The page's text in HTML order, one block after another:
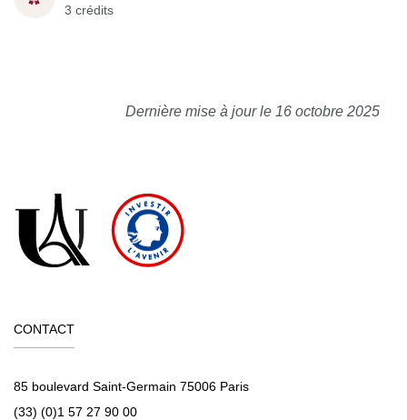
3 crédits
Dernière mise à jour le 16 octobre 2025
CONTACT
85 boulevard Saint-Germain 75006 Paris
(33) (0)1 57 27 90 00